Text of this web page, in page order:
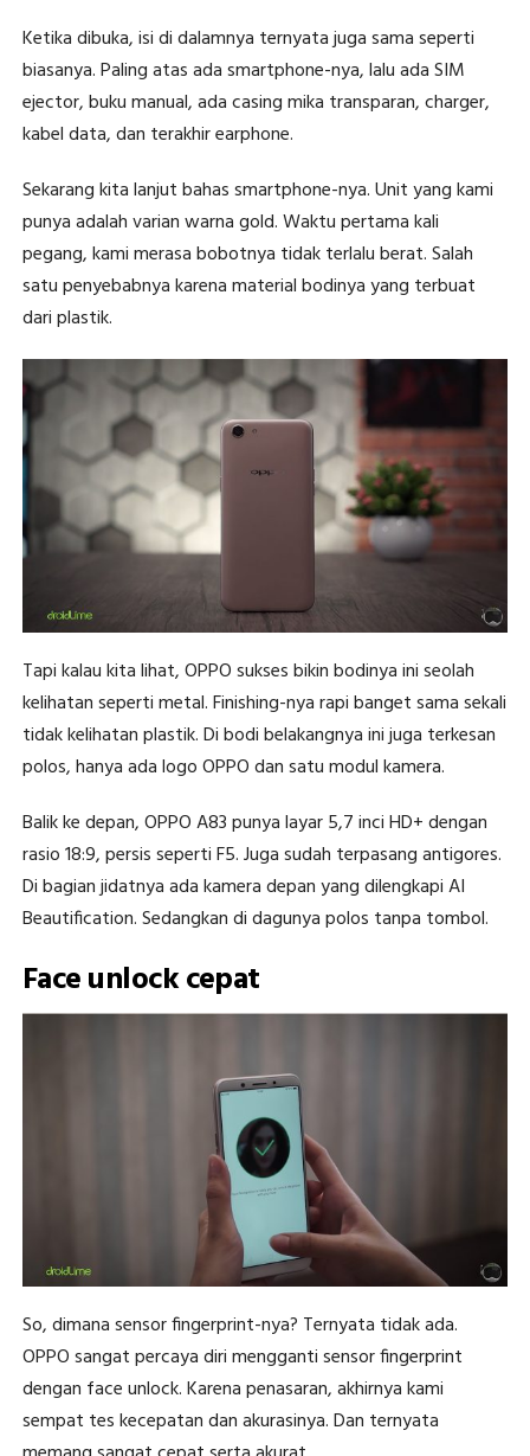
Ketika dibuka, isi di dalamnya ternyata juga sama seperti
biasanya. Paling atas ada smartphone-nya, lalu ada SIM
ejector, buku manual, ada casing mika transparan, charger,
kabel data, dan terakhir earphone.
Sekarang kita lanjut bahas smartphone-nya. Unit yang kami
punya adalah varian warna gold. Waktu pertama kali
pegang, kami merasa bobotnya tidak terlalu berat. Salah
satu penyebabnya karena material bodinya yang terbuat
dari plastik.
Tapi kalau kita lihat, OPPO sukses bikin bodinya ini seolah
kelihatan seperti metal. Finishing-nya rapi banget sama sekali
tidak kelihatan plastik. Di bodi belakangnya ini juga terkesan
polos, hanya ada logo OPPO dan satu modul kamera.
Balik ke depan, OPPO A83 punya layar 5,7 inci HD+ dengan
rasio 18:9, persis seperti F5. Juga sudah terpasang antigores.
Di bagian jidatnya ada kamera depan yang dilengkapi AI
Beautification. Sedangkan di dagunya polos tanpa tombol.
Face unlock cepat
So, dimana sensor fingerprint-nya? Ternyata tidak ada.
OPPO sangat percaya diri mengganti sensor fingerprint
dengan face unlock. Karena penasaran, akhirnya kami
sempat tes kecepatan dan akurasinya. Dan ternyata